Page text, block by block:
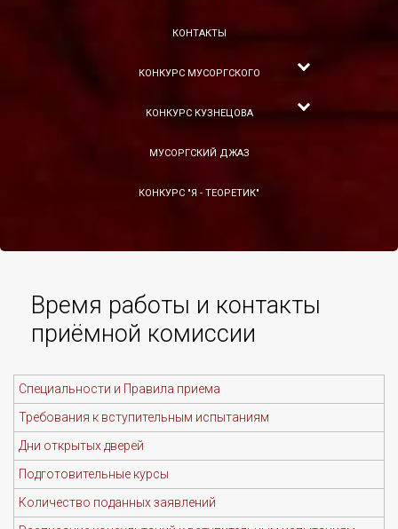
КОНТАКТЫ
КОНКУРС МУСОРГСКОГО
КОНКУРС КУЗНЕЦОВА
МУСОРГСКИЙ ДЖАЗ
КОНКУРС "Я - ТЕОРЕТИК"
Время работы и контакты
приёмной комиссии
Специальности и Правила приема
Требования к вступительным испытаниям
Дни открытых дверей
Подготовительные курсы
Количество поданных заявлений